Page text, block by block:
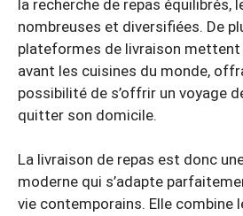
la recherche de repas équilibrés,
nombreuses et diversifiées. De
plateformes de livraison mettent
avant les cuisines du monde,
possibilité de s’offrir un voyage
quitter son domicile.
La livraison de repas est donc
moderne qui s’adapte
vie contemporains. Elle combine